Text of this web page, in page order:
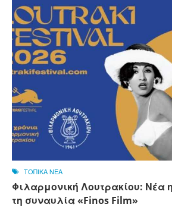
ΤΟΠΙΚΑ ΝΕΑ
Φιλαρμονική Λουτρακίου: Νέα
τη συναυλία «Finos Film»